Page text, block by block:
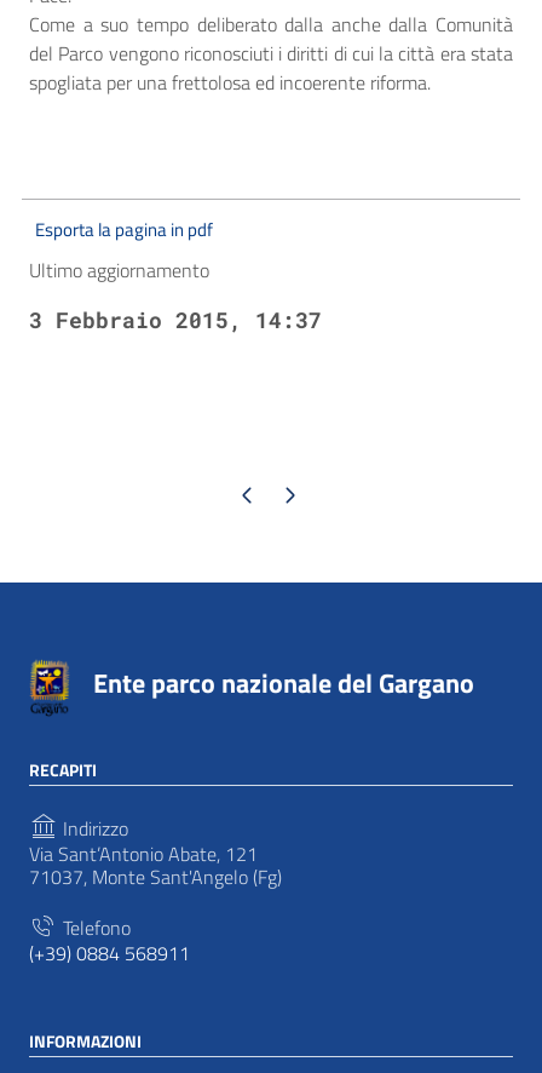
Come a suo tempo deliberato dalla anche dalla Comunità
del Parco vengono riconosciuti i diritti di cui la città era stata
spogliata per una frettolosa ed incoerente riforma.
Esporta la pagina in pdf
Ultimo aggiornamento
3 Febbraio 2015, 14:37
Pagina precedente
Pagina successiva
Ente parco nazionale del Gargano
RECAPITI
Indirizzo
Via Sant’Antonio Abate, 121
71037, Monte Sant'Angelo (Fg)
Telefono
(+39) 0884 568911
INFORMAZIONI